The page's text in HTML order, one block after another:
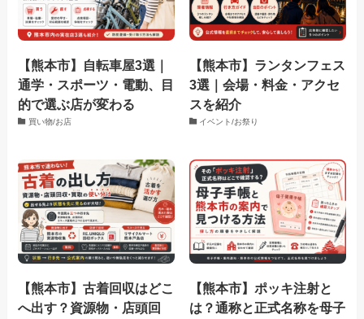
【熊本市】自転車屋3選｜
通学・スポーツ・電動、目
的で選ぶ店が変わる
買い物/お店
【熊本市】ランタンフェス
3選｜会場・料金・アクセ
スを紹介
イベント/お祭り
【熊本市】古着回収はどこ
へ出す？資源物・店頭回
【熊本市】ポッキ注射と
は？通称と正式名称を母子